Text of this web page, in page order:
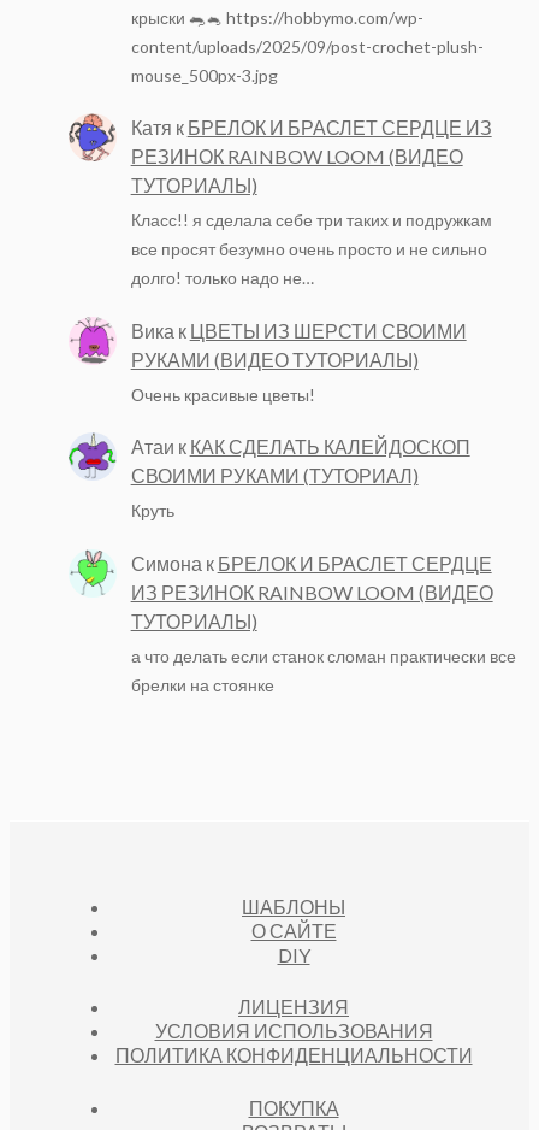
крыски 🐀🐁 https://hobbymo.com/wp-
content/uploads/2025/09/post-crochet-plush-
mouse_500px-3.jpg
Катя к БРЕЛОК И БРАСЛЕТ СЕРДЦЕ ИЗ
РЕЗИНОК RAINBOW LOOM (ВИДЕО
ТУТОРИАЛЫ)
Класс!! я сделала себе три таких и подружкам
все просят безумно очень просто и не сильно
долго! только надо не…
Вика к ЦВЕТЫ ИЗ ШЕРСТИ СВОИМИ
РУКАМИ (ВИДЕО ТУТОРИАЛЫ)
Очень красивые цветы!
Атаи к КАК СДЕЛАТЬ КАЛЕЙДОСКОП
СВОИМИ РУКАМИ (ТУТОРИАЛ)
Круть
Симона к БРЕЛОК И БРАСЛЕТ СЕРДЦЕ
ИЗ РЕЗИНОК RAINBOW LOOM (ВИДЕО
ТУТОРИАЛЫ)
а что делать если станок сломан практически все
брелки на стоянке
ШАБЛОНЫ
О САЙТЕ
DIY
ЛИЦЕНЗИЯ
УСЛОВИЯ ИСПОЛЬЗОВАНИЯ
ПОЛИТИКА КОНФИДЕНЦИАЛЬНОСТИ
ПОКУПКА